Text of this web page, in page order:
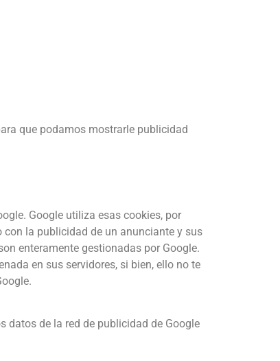
que podamos mostrarle publicidad
Google utiliza esas cookies, por
con la publicidad de un anunciante y sus
enteramente gestionadas por Google.
en sus servidores, si bien, ello no te
datos de la red de publicidad de Google